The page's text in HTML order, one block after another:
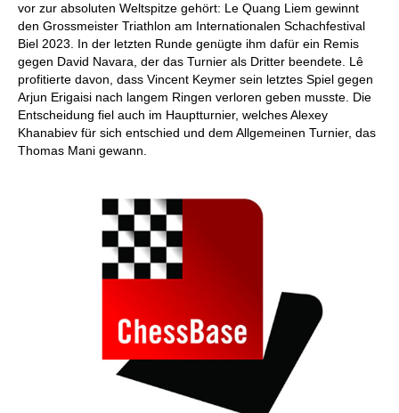
vor zur absoluten Weltspitze gehört: Le Quang Liem gewinnt
den Grossmeister Triathlon am Internationalen Schachfestival
Biel 2023. In der letzten Runde genügte ihm dafür ein Remis
gegen David Navara, der das Turnier als Dritter beendete. Lê
profitierte davon, dass Vincent Keymer sein letztes Spiel gegen
Arjun Erigaisi nach langem Ringen verloren geben musste. Die
Entscheidung fiel auch im Hauptturnier, welches Alexey
Khanabiev für sich entschied und dem Allgemeinen Turnier, das
Thomas Mani gewann.